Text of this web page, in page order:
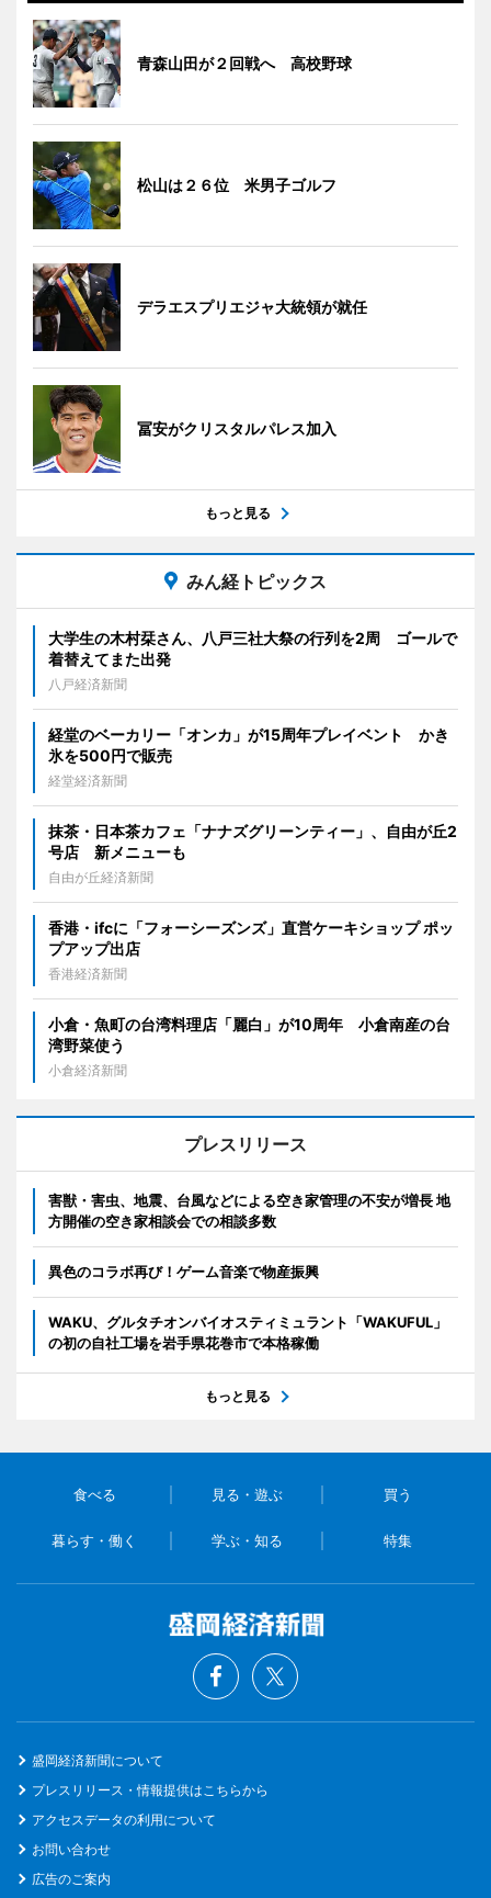
青森山田が２回戦へ 高校野球
松山は２６位 米男子ゴルフ
デラエスプリエジャ大統領が就任
冨安がクリスタルパレス加入
もっと見る
みん経トピックス
大学生の木村栞さん、八戸三社大祭の行列を2周 ゴールで
着替えてまた出発
八戸経済新聞
経堂のベーカリー「オンカ」が15周年プレイベント かき
氷を500円で販売
経堂経済新聞
抹茶・日本茶カフェ「ナナズグリーンティー」、自由が丘2
号店 新メニューも
自由が丘経済新聞
香港・ifcに「フォーシーズンズ」直営ケーキショップ ポッ
プアップ出店
香港経済新聞
小倉・魚町の台湾料理店「麗白」が10周年 小倉南産の台
湾野菜使う
小倉経済新聞
プレスリリース
害獣・害虫、地震、台風などによる空き家管理の不安が増長 地
方開催の空き家相談会での相談多数
異色のコラボ再び！ゲーム音楽で物産振興
WAKU、グルタチオンバイオスティミュラント「WAKUFUL」
の初の自社工場を岩手県花巻市で本格稼働
もっと見る
食べる 見る・遊ぶ 買う
暮らす・働く 学ぶ・知る 特集
盛岡経済新聞について
プレスリリース・情報提供はこちらから
アクセスデータの利用について
お問い合わせ
広告のご案内